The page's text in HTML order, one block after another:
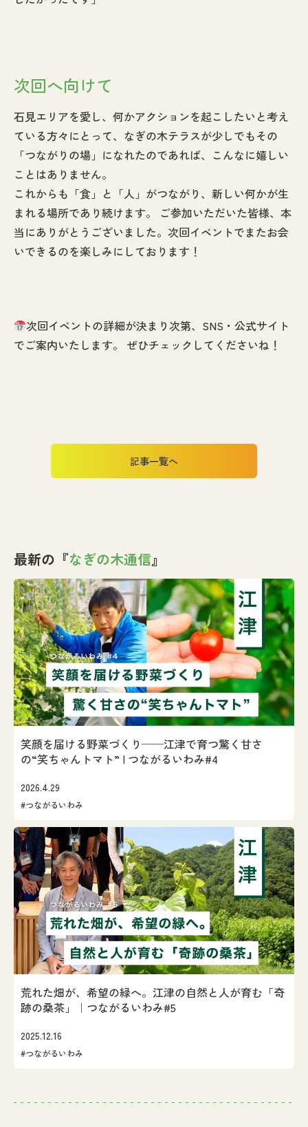
次回へ向けて
石見エリアを愛し、何かアクションを起こしたいと考え
ている方々にとって、なぎの木テラスが少しでもその
「つながりの場」になれたのであれば、こんなに嬉しい
ことはありません。
これからも「食」と「人」がつながり、新しい何かが生
まれる場所であり続けます。 ご参加いただいた皆様、本
当にありがとうございました。次回イベントでまたお会
いできるのを楽しみにしております！
次回イベントの詳細が決まり次第、SNS・公式サイト
でご案内いたします。 ぜひチェックしてくださいね！
記事一覧へ
最新の『なぎの木通信』
笑顔を届ける野菜づくり──江津で育つ驚く甘さ
の“笑ちゃんトマト” | つながるいわみ#4
2026.4.29
#つながるいわみ
荒れた畑が、希望の緑へ。江津の自然と人が育む「奇
跡の桑茶」｜つながるいわみ#5
2025.12.16
#つながるいわみ